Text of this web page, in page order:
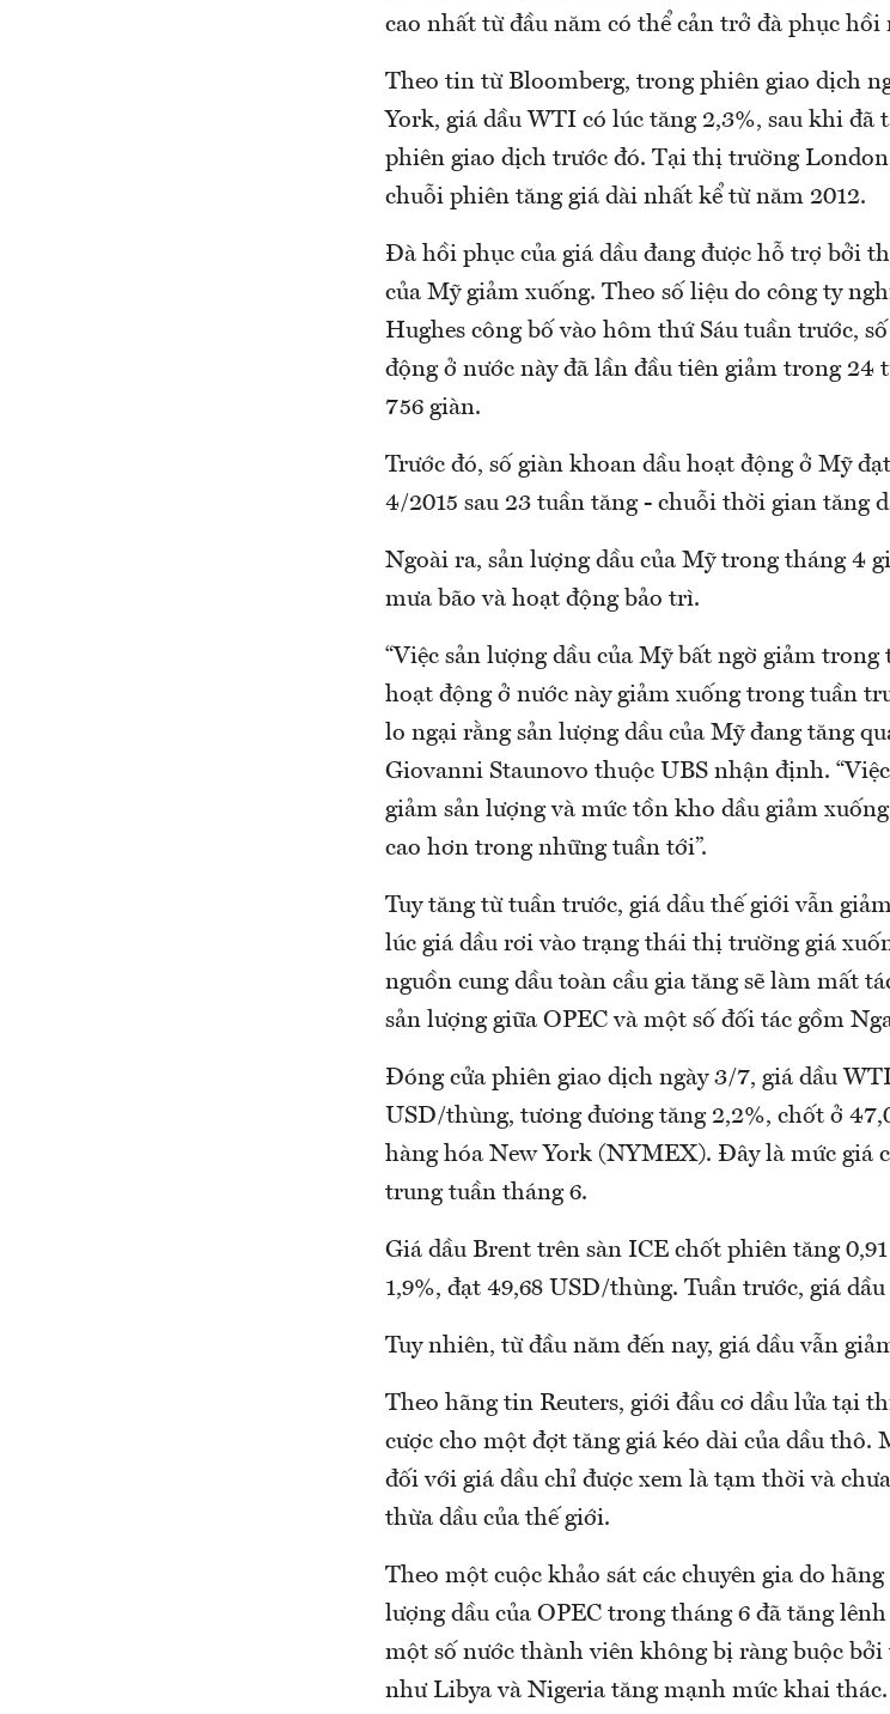
cao nhất từ đầu năm có thể cản trở đà phục hồi
Theo tin từ Bloomberg, trong phiên giao dịch
York, giá dầu WTI có lúc tăng 2,3%, sau khi đã
phiên giao dịch trước đó. Tại thị trường
chuỗi phiên tăng giá dài nhất kể từ năm 2012.
Đà hồi phục của giá dầu đang được hỗ trợ bởi
của Mỹ giảm xuống. Theo số liệu do công ty
Hughes công bố vào hôm thứ Sáu tuần trước,
động ở nước này đã lần đầu tiên giảm trong 24
756 giàn.
Trước đó, số giàn khoan dầu hoạt động ở Mỹ
4/2015 sau 23 tuần tăng - chuỗi thời gian tăng
Ngoài ra, sản lượng dầu của Mỹ trong tháng 4
mưa bão và hoạt động bảo trì.
“Việc sản lượng dầu của Mỹ bất ngờ giảm
hoạt động ở nước này giảm xuống trong tuần
lo ngại rằng sản lượng dầu của Mỹ đang tăng
Giovanni Staunovo thuộc UBS nhận định.
giảm sản lượng và mức tồn kho dầu giảm
cao hơn trong những tuần tới”.
Tuy tăng từ tuần trước, giá dầu thế giới vẫn
lúc giá dầu rơi vào trạng thái thị trường giá
nguồn cung dầu toàn cầu gia tăng sẽ làm mất
sản lượng giữa OPEC và một số đối tác gồm
Đóng cửa phiên giao dịch ngày 3/7, giá dầu
USD/thùng, tương đương tăng 2,2%, chốt ở
hàng hóa New York (NYMEX). Đây là mức giá
trung tuần tháng 6.
Giá dầu Brent trên sàn ICE chốt phiên tăng
1,9%, đạt 49,68 USD/thùng. Tuần trước, giá
Tuy nhiên, từ đầu năm đến nay, giá dầu vẫn
Theo hãng tin Reuters, giới đầu cơ dầu lửa tại
cược cho một đợt tăng giá kéo dài của dầu thô.
đối với giá dầu chỉ được xem là tạm thời và
thừa dầu của thế giới.
Theo một cuộc khảo sát các chuyên gia do
lượng dầu của OPEC trong tháng 6 đã tăng
một số nước thành viên không bị ràng buộc
như Libya và Nigeria tăng mạnh mức khai thác.